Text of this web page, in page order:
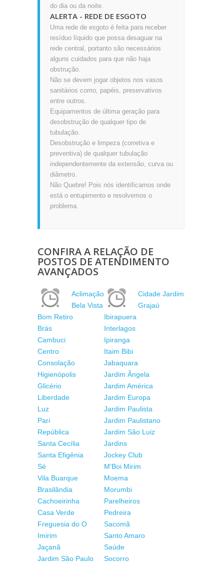
do dia ou da noite.
ALERTA - REDE DE ESGOTO
Uma rede de esgoto é feita para receber
resíduo líquido que possa desaguar na
rede central, portanto são necessários
alguns cuidados para que não haja
obstrução.
Não se devem jogar objetos nos vasos
sanitários como, papéis, preservativos
entre outros.
Equipamentos de última geração para
desobstrução de qualquer tipo de
tubulação.
Desobstrução e limpeza (corretiva e
preventiva) de qualquer tubulação
independentemente da extensão, curva ou
diâmetro.
Não Quebre! Pois nós identificamos onde
está o entupimento e resolvemos o
problema.
CONFIRA A RELAÇÃO DE
POSTOS DE ATENDIMENTO
AVANÇADOS
Aclimação
Bela Vista
Bom Retiro
Brás
Cambuci
Centro
Consolação
Higienópolis
Glicério
Liberdade
Luz
Pari
República
Santa Cecília
Santa Efigênia
Sé
Vila Buarque
Brasilândia
Cachoeirinha
Casa Verde
Freguesia do O
Imirim
Jaçanã
Jardim São Paulo
Cidade Jardim
Grajaú
Ibirapuera
Interlagos
Ipiranga
Itaim Bibi
Jabaquara
Jardim Ângela
Jardim América
Jardim Europa
Jardim Paulista
Jardim Paulistano
Jardim São Luiz
Jardins
Jockey Club
M'Boi Mirim
Moema
Morumbi
Parelheiros
Pedreira
Sacomã
Santo Amaro
Saúde
Socorro